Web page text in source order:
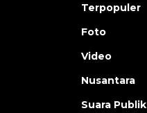
Terpopuler
Foto
Video
Nusantara
Suara Publik